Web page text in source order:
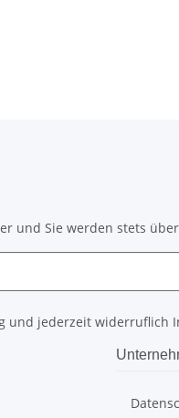
und Sie werden stets
und jederzeit widerruflich